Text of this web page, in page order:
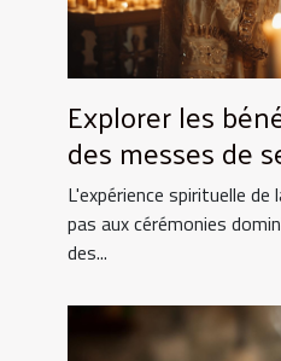
Explorer les
des messes de
L'expérience spirituelle
pas aux cérémonies
des...